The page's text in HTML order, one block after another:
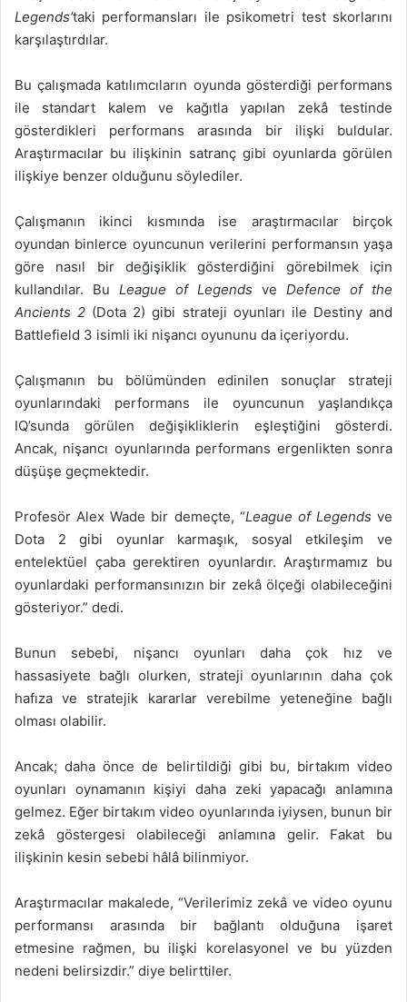
Legends’taki performansları ile psikometri test skorlarını
karşılaştırdılar.
Bu çalışmada katılımcıların oyunda gösterdiği performans
ile standart kalem ve kağıtla yapılan zekâ testinde
gösterdikleri performans arasında bir ilişki buldular.
Araştırmacılar bu ilişkinin satranç gibi oyunlarda görülen
ilişkiye benzer olduğunu söylediler.
Çalışmanın ikinci kısmında ise araştırmacılar birçok
oyundan binlerce oyuncunun verilerini performansın yaşa
göre nasıl bir değişiklik gösterdiğini görebilmek için
kullandılar. Bu League of Legends ve Defence of the
Ancients 2 (Dota 2) gibi strateji oyunları ile Destiny and
Battlefield 3 isimli iki nişancı oyununu da içeriyordu.
Çalışmanın bu bölümünden edinilen sonuçlar strateji
oyunlarındaki performans ile oyuncunun yaşlandıkça
IQ’sunda görülen değişikliklerin eşleştiğini gösterdi.
Ancak, nişancı oyunlarında performans ergenlikten sonra
düşüşe geçmektedir.
Profesör Alex Wade bir demeçte, “League of Legends ve
Dota 2 gibi oyunlar karmaşık, sosyal etkileşim ve
entelektüel çaba gerektiren oyunlardır. Araştırmamız bu
oyunlardaki performansınızın bir zekâ ölçeği olabileceğini
gösteriyor.” dedi.
Bunun sebebi, nişancı oyunları daha çok hız ve
hassasiyete bağlı olurken, strateji oyunlarının daha çok
hafıza ve stratejik kararlar verebilme yeteneğine bağlı
olması olabilir.
Ancak; daha önce de belirtildiği gibi bu, birtakım video
oyunları oynamanın kişiyi daha zeki yapacağı anlamına
gelmez. Eğer birtakım video oyunlarında iyiysen, bunun bir
zekâ göstergesi olabileceği anlamına gelir. Fakat bu
ilişkinin kesin sebebi hâlâ bilinmiyor.
Araştırmacılar makalede, “Verilerimiz zekâ ve video oyunu
performansı arasında bir bağlantı olduğuna işaret
etmesine rağmen, bu ilişki korelasyonel ve bu yüzden
nedeni belirsizdir.” diye belirttiler.